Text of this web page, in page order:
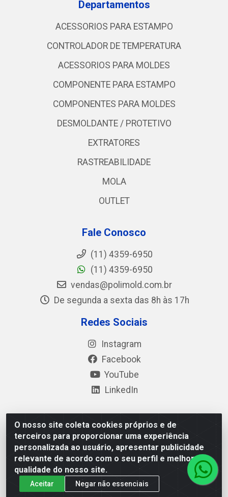
O nosso site coleta cookies próprios e de
terceiros para proporcionar uma experiência
personalizada ao usuário, apresentar publicidade
relevante de acordo com o seu perfil e melhorar a
qualidade do nosso site.
Aceitar
Negar não essenciais
Departamentos
ACESSORIOS PARA ESTAMPO
CONTROLADOR DE TEMPERATURA
ACESSORIOS PARA MOLDES
COMPONENTE PARA ESTAMPO
COMPONENTES PARA MOLDES
DESMOLDANTE / PROTETIVO
EXTRATORES
RASTREABILIDADE
MOLA
OUTLET
Fale Conosco
(11) 4359-6950
(11) 4359-6950
vendas@polimold.com.br
De segunda a sexta das 8h às 17h
Redes Sociais
Instagram
Facebook
YouTube
LinkedIn
Polimold Industrial Ltda - Estrada dos Casa, 4585 – São
Bernardo do Campo / SP – CEP: 09.840-000 - CNPJ
44.106.466/0001-41